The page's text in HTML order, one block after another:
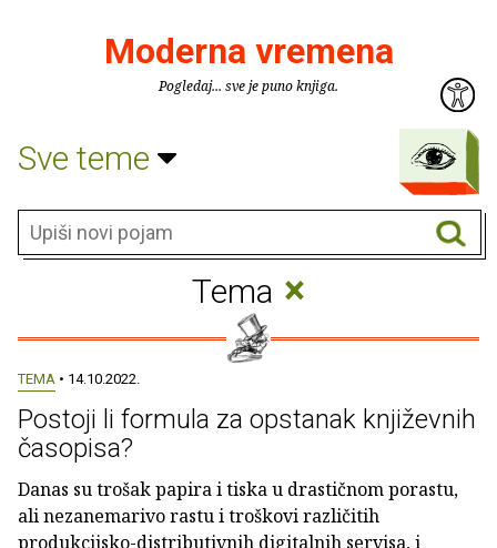
Moderna vremena
Pogledaj... sve je puno knjiga.
Sve teme
Tema ×
TEMA • 14.10.2022.
Postoji li formula za opstanak književnih
časopisa?
Danas su trošak papira i tiska u drastičnom porastu,
ali nezanemarivo rastu i troškovi različitih
produkcijsko-distributivnih digitalnih servisa, i